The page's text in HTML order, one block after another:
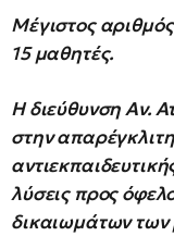
Μέγιστος
15 μαθητές.
Η διεύθυνση Αν.
στην
λύσεις προς
δικαιωμάτων